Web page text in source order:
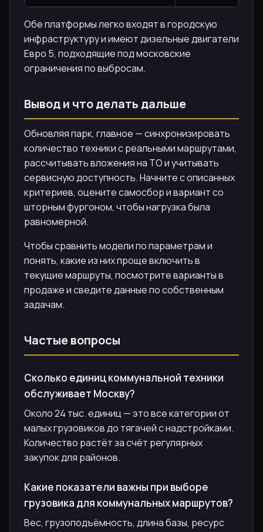
Обе платформы легко входят в городскую
инфраструктуру и имеют дизельные двигатели
Евро 5, подходящие под московские
ограничения по выбросам.
Вывод и что делать дальше
Обновляя парк, главное — синхронизировать
количество техники с реальными маршрутами,
рассчитывать вложения на ТО и учитывать
сервисную доступность. Начните с описанных
критериев, оцените самосбор и вариант со
шторным фургоном, чтобы нагрузка была
равномерной.
Чтобы сравнить модели по параметрам и
понять, какие из них проще включить в
текущие маршруты, посмотрите варианты в
продаже и сведите данные по собственным
задачам.
Частые вопросы
Сколько единиц коммунальной техники
обслуживает Москву?
Около 24 тыс. единиц — это все категории от
малых грузовиков до тягачей с надстройками.
Количество растёт за счёт регулярных
закупок для районов.
Какие показатели важны при выборе
грузовика для коммунальных маршрутов?
Вес, грузоподъёмность, длина базы, ресурс